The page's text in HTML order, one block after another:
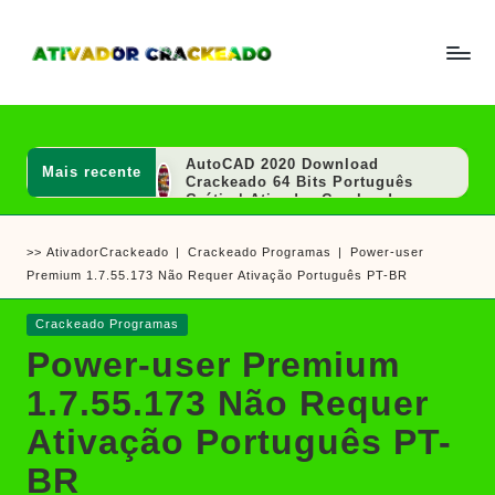
content
ti
a
d
r
e
r
a
k
e
a
d
o
completo
sobre
e
software
jogos
Mais recente
AutoCAD 2020 Download
Crackeado 64 Bits Português
Grátis | Ativador Crackeado
SOLIDWORKS 2020 Download
Ativador Crackeado
Ashampoo UnInstaller Download
Crackeado + Chave de Licença |
Ativador Crackeado
Crackeado 64 Bits | Ativador
Crackeado
AutoCAD 2008 Download
Crackeado 32/64 Bits Português
SOLIDWORKS 2024 Download
Crackeado 64 Bits Grátis |
>> AtivadorCrackeado | Crackeado Programas |
Power-user
Premium 1.7.55.173 Não Requer Ativação Português PT-BR
Posted
Crackeado Programas
Power-user Premium
1.7.55.173 Não Requer
Ativação Português PT-
BR